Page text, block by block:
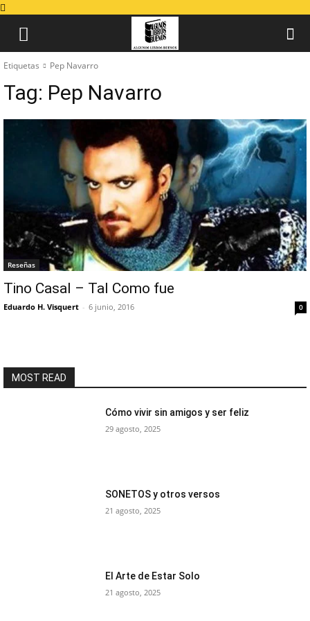
Etiquetas Pep Navarro
Tag: Pep Navarro
Reseñas
Tino Casal – Tal Como fue
Eduardo H. Visquert - 6 junio, 2016 0
MOST READ
Cómo vivir sin amigos y ser feliz
29 agosto, 2025
SONETOS y otros versos
21 agosto, 2025
El Arte de Estar Solo
21 agosto, 2025